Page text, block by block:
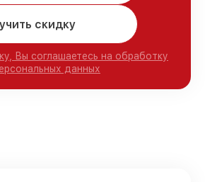
скидку
Вы соглашаетесь на обработку
данных